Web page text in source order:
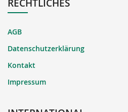
RECHTLICHES
AGB
Datenschutzerklärung
Kontakt
Impressum